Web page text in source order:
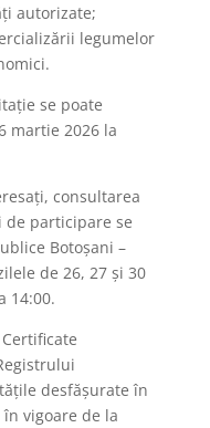
autorizate;
legumelor
se poate
martie 2026 la
consultarea
de participare se
Botoşani –
de 26, 27 și 30
14:00.
desfășurate în
în vigoare de la